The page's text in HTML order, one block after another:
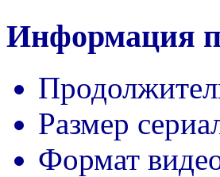
Информация
Размер
Формат